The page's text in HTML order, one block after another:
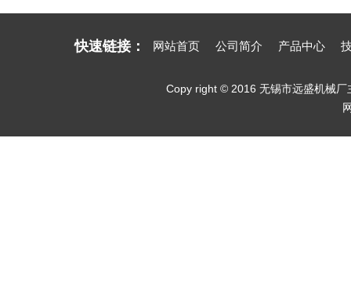
快速链接： 网站首页 公司简介 产品中心
Copy right © 2016 无锡市远盛机械